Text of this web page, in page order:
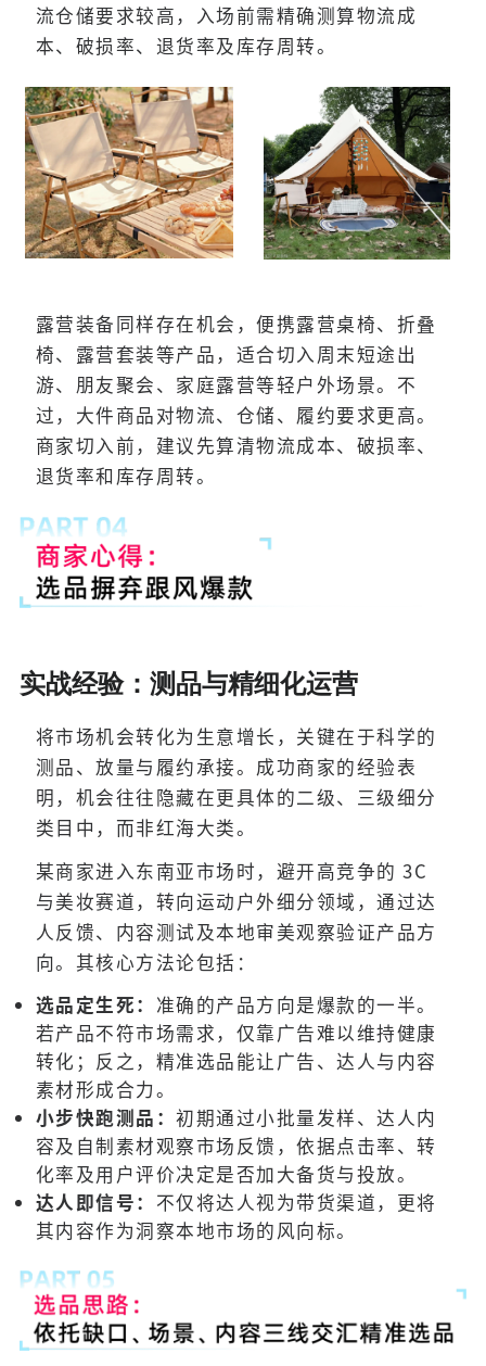
流仓储要求较高，入场前需精确测算物流成
本、破损率、退货率及库存周转。
露营装备同样存在机会，便携露营桌椅、折叠
椅、露营套装等产品，适合切入周末短途出
游、朋友聚会、家庭露营等轻户外场景。不
过，大件商品对物流、仓储、履约要求更高。
商家切入前，建议先算清物流成本、破损率、
退货率和库存周转。
实战经验：测品与精细化运营
将市场机会转化为生意增长，关键在于科学的
测品、放量与履约承接。成功商家的经验表
明，机会往往隐藏在更具体的二级、三级细分
类目中，而非红海大类。
某商家进入东南亚市场时，避开高竞争的 3C
与美妆赛道，转向运动户外细分领域，通过达
人反馈、内容测试及本地审美观察验证产品方
向。其核心方法论包括：
选品定生死： 准确的产品方向是爆款的一半。
若产品不符市场需求，仅靠广告难以维持健康
转化；反之，精准选品能让广告、达人与内容
素材形成合力。
小步快跑测品：初期通过小批量发样、达人内
容及自制素材观察市场反馈，依据点击率、转
化率及用户评价决定是否加大备货与投放。
达人即信号： 不仅将达人视为带货渠道，更将
其内容作为洞察本地市场的风向标。